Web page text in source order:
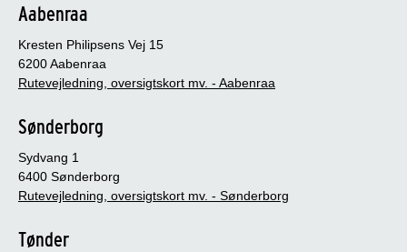
Aabenraa
Kresten Philipsens Vej 15
6200 Aabenraa
Rutevejledning, oversigtskort mv. - Aabenraa
Sønderborg
Sydvang 1
6400 Sønderborg
Rutevejledning, oversigtskort mv. - Sønderborg
Tønder